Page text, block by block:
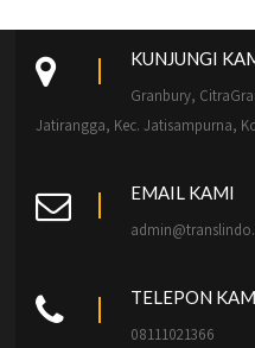
KUNJUNGI
Granbury,
Jatirangga, Kec. Jatisampurna,
EMAIL KAMI
TELEPON
08111021366